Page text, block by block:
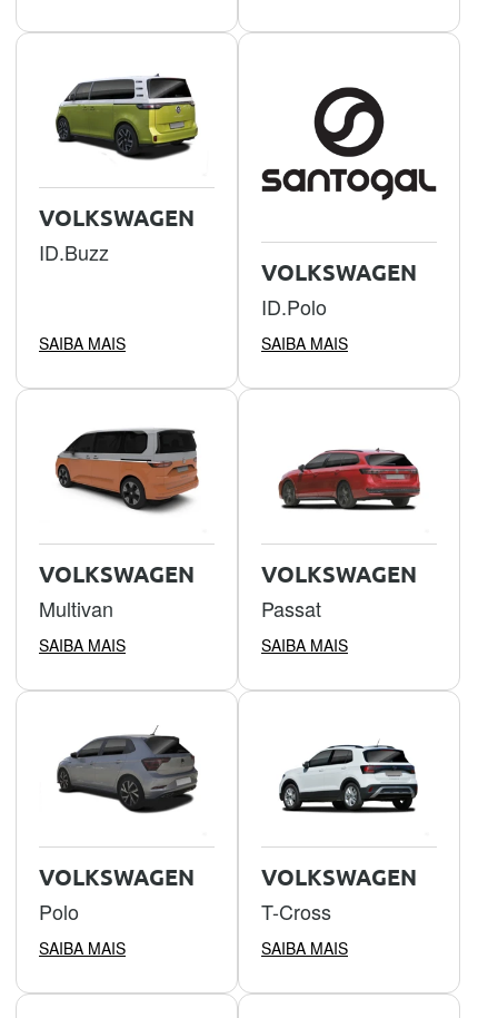
VOLKSWAGEN
ID.Buzz
SAIBA MAIS
VOLKSWAGEN
ID.Polo
SAIBA MAIS
VOLKSWAGEN
Multivan
SAIBA MAIS
VOLKSWAGEN
Passat
SAIBA MAIS
VOLKSWAGEN
Polo
SAIBA MAIS
VOLKSWAGEN
T-Cross
SAIBA MAIS